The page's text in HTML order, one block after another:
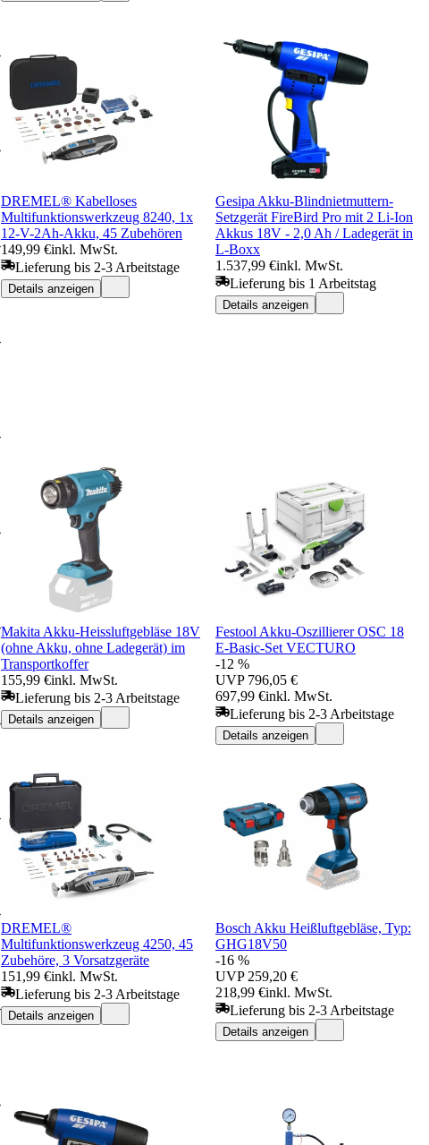
DREMEL® Kabelloses
Multifunktionswerkzeug 8240, 1x
12-V-2Ah-Akku, 45 Zubehören
149,99 €inkl. MwSt.
Lieferung bis 2-3 Arbeitstage
Details anzeigen
Gesipa Akku-Blindnietmuttern-
Setzgerät FireBird Pro mit 2 Li-Ion
Akkus 18V - 2,0 Ah / Ladegerät in
L-Boxx
1.537,99 €inkl. MwSt.
Lieferung bis 1 Arbeitstag
Details anzeigen
Makita Akku-Heissluftgebläse 18V
(ohne Akku, ohne Ladegerät) im
Transportkoffer
155,99 €inkl. MwSt.
Lieferung bis 2-3 Arbeitstage
Details anzeigen
Festool Akku-Oszillierer OSC 18
E-Basic-Set VECTURO
-12 %
UVP 796,05 €
697,99 €inkl. MwSt.
Lieferung bis 2-3 Arbeitstage
Details anzeigen
DREMEL®
Multifunktionswerkzeug 4250, 45
Zubehöre, 3 Vorsatzgeräte
151,99 €inkl. MwSt.
Lieferung bis 2-3 Arbeitstage
Details anzeigen
Bosch Akku Heißluftgebläse, Typ:
GHG18V50
-16 %
UVP 259,20 €
218,99 €inkl. MwSt.
Lieferung bis 2-3 Arbeitstage
Details anzeigen